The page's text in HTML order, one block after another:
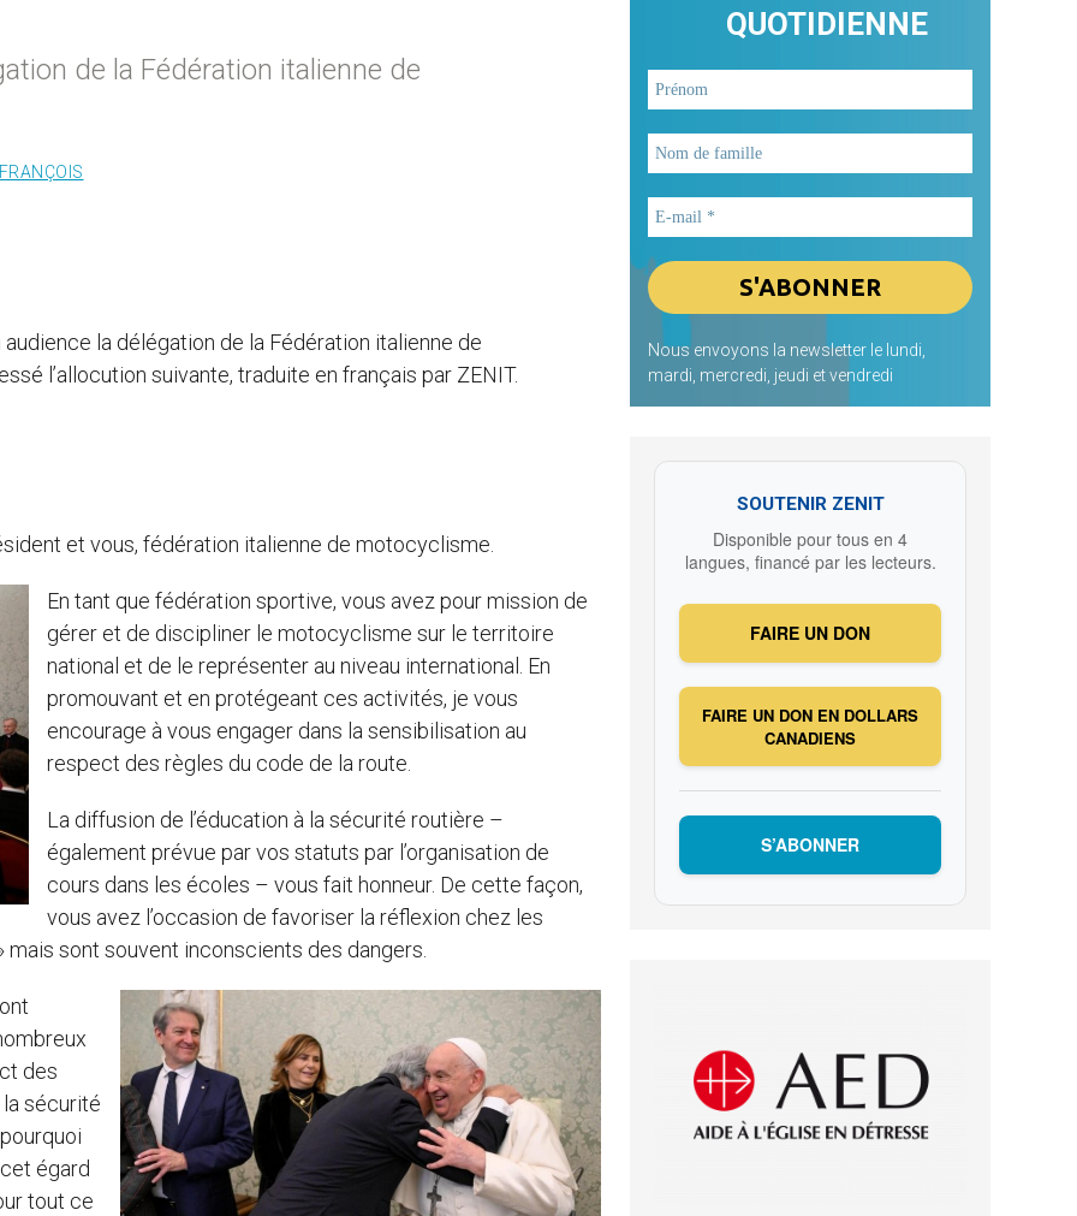
de la Fédération italienne de
la délégation de la Fédération italienne de
l’allocution suivante, traduite en français par ZENIT.
et vous, fédération italienne de motocyclisme.
En tant que fédération sportive, vous avez pour mission de
gérer et de discipliner le motocyclisme sur le territoire
national et de le représenter au niveau international. En
promouvant et en protégeant ces activités, je vous
encourage à vous engager dans la sensibilisation au
respect des règles du code de la route.
La diffusion de l’éducation à la sécurité routière –
également prévue par vos statuts par l’organisation de
cours dans les écoles – vous fait honneur. De cette façon,
vous avez l’occasion de favoriser la réflexion chez les
sont souvent inconscients des dangers.
des
sécurité
égard
tout ce
QUOTIDIENNE
Nous envoyons la newsletter le lundi,
mardi, mercredi, jeudi et vendredi
SOUTENIR ZENIT
Disponible pour tous en 4
langues, financé par les lecteurs.
FAIRE UN DON
FAIRE UN DON EN DOLLARS
CANADIENS
S’ABONNER